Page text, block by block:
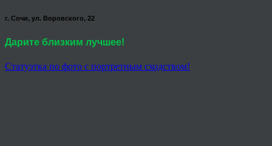
г. Сочи, ул. Воровского, 22
Дарите близким лучшее!
Статуэтка по фото с портретным сходством!